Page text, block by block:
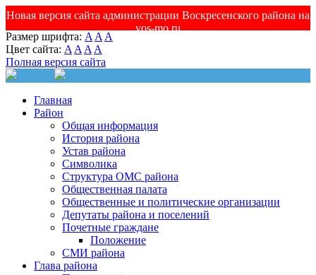
Новая версия сайта администрации Воскресенского района на
vos-mo.ru
Размер шрифта: A A A
Цвет сайта: A A A A
Полная версия сайта
Главная
Район
Общая информация
История района
Устав района
Символика
Структура ОМС района
Общественная палата
Общественные и политические организации
Депутаты района и поселений
Почетные граждане
Положение
СМИ района
Глава района